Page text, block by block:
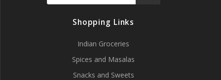
Shopping Links
Indian Groceries
Spices and Masalas
Snacks and Sweets